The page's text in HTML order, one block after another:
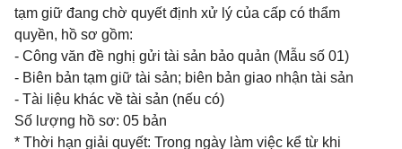
tạm giữ đang chờ quyết định xử lý của cấp có thẩm
quyền, hồ sơ gồm:
- Công văn đề nghị gửi tài sản bảo quản (Mẫu số 01)
- Biên bản tạm giữ tài sản; biên bản giao nhận tài sản
- Tài liệu khác về tài sản (nếu có)
Số lượng hồ sơ: 05 bản
* Thời hạn giải quyết: Trong ngày làm việc kể từ khi